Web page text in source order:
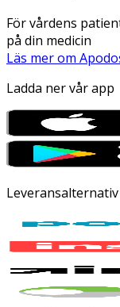
För vårdens
på din medicin
Läs mer om
Ladda ner vår app
Leveransalternativ